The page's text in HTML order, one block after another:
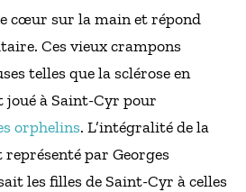
cœur sur la main et répond
Ces vieux crampons
telles que la sclérose en
joué à Saint-Cyr pour
orphelins. L’intégralité de la
par Georges
les filles de Saint-Cyr à celles